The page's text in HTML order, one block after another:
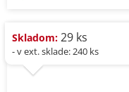
Skladom: 29 ks
- v ext. sklade: 240 ks